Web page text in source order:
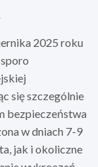
2025 roku
się szczególnie
bezpieczeństwa
w dniach 7-9
jak i okoliczne